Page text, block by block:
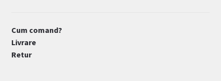
Cum comand?
Livrare
Retur